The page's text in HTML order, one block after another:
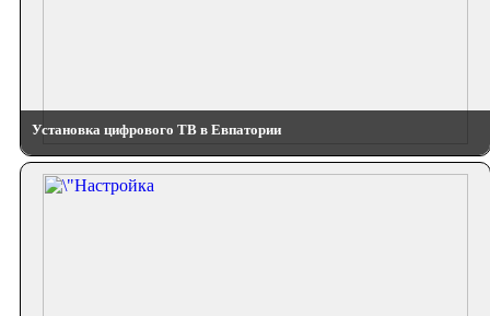
Установка цифрового ТВ в Евпатории